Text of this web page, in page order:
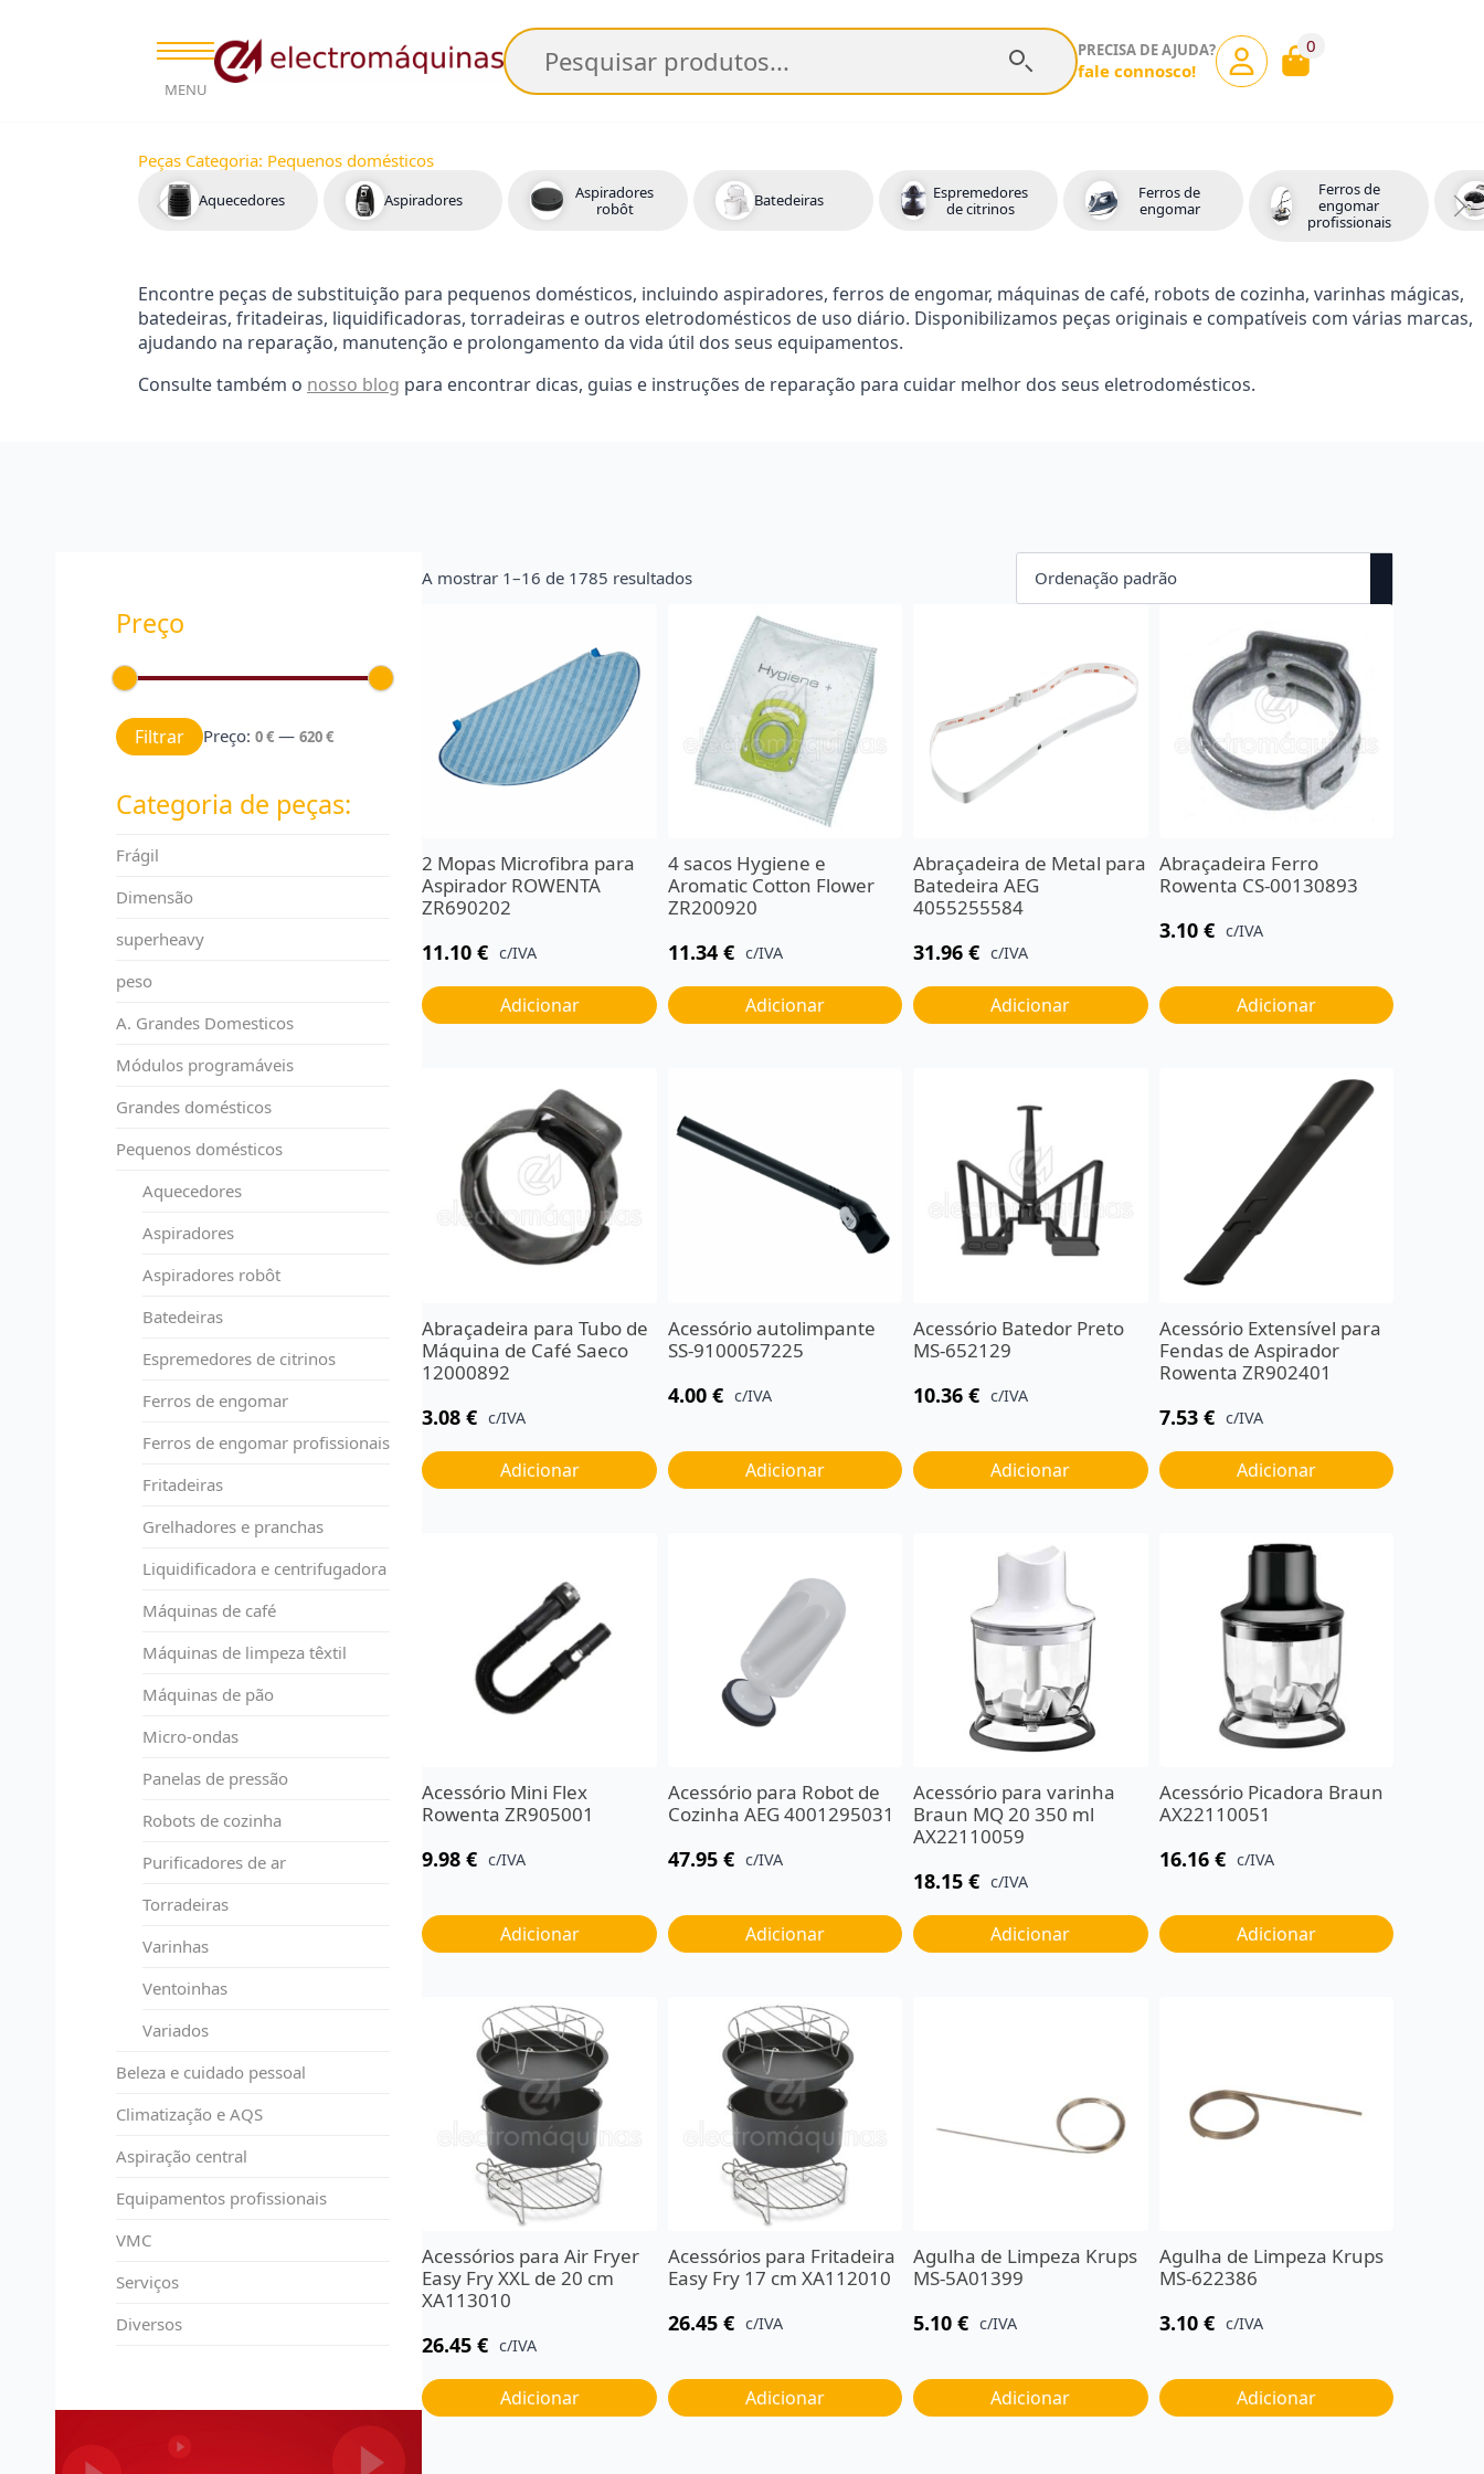
MENU
Pesquisar PRECISA DE AJUDA?
fale connosco!
0
Peças Categoria: Pequenos domésticos
Aquecedores Aspiradores
Aspiradores
robôt
Batedeiras
Espremedores
de citrinos
Ferros de
engomar
Ferros de
engomar
profissionais
Encontre peças de substituição para pequenos domésticos, incluindo aspiradores, ferros de engomar, máquinas de café, robots de cozinha, varinhas mágicas,
batedeiras, fritadeiras, liquidificadoras, torradeiras e outros eletrodomésticos de uso diário. Disponibilizamos peças originais e compatíveis com várias marcas,
ajudando na reparação, manutenção e prolongamento da vida útil dos seus equipamentos.
Consulte também o nosso blog para encontrar dicas, guias e instruções de reparação para cuidar melhor dos seus eletrodomésticos.
Preço
Preço mínimo
Preço máximo
Filtrar Preço: 0 € — 620 €
Categoria de peças:
Frágil
Dimensão
superheavy
peso
A. Grandes Domesticos
Módulos programáveis
Grandes domésticos
Pequenos domésticos
Aquecedores
Aspiradores
Aspiradores robôt
Batedeiras
Espremedores de citrinos
Ferros de engomar
Ferros de engomar profissionais
Fritadeiras
Grelhadores e pranchas
Liquidificadora e centrifugadora
Máquinas de café
Máquinas de limpeza têxtil
Máquinas de pão
Micro-ondas
Panelas de pressão
Robots de cozinha
Purificadores de ar
Torradeiras
Varinhas
Ventoinhas
Variados
Beleza e cuidado pessoal
Climatização e AQS
Aspiração central
Equipamentos profissionais
VMC
Serviços
Diversos
A mostrar 1–16 de 1785 resultados
2 Mopas Microfibra para
Aspirador ROWENTA
ZR690202
11.10€ c/IVA
Adicionar
4 sacos Hygiene e
Aromatic Cotton Flower
ZR200920
11.34 € c/IVA
Adicionar
Abraçadeira de Metal para
Batedeira AEG
4055255584
31.96€ c/IVA
Adicionar
Abraçadeira Ferro
Rowenta CS-00130893
3.10 € c/IVA
Adicionar
Abraçadeira para Tubo de
Máquina de Café Saeco
12000892
3.08€ c/IVA
Adicionar
Acessório autolimpante
SS-9100057225
4.00 € c/IVA
Adicionar
Acessório Batedor Preto
MS-652129
10.36€ c/IVA
Adicionar
Acessório Extensível para
Fendas de Aspirador
Rowenta ZR902401
7.53 € c/IVA
Adicionar
Acessório Mini Flex
Rowenta ZR905001
9.98€ c/IVA
Adicionar
Acessório para Robot de
Cozinha AEG 4001295031
47.95 € c/IVA
Adicionar
Acessório para varinha
Braun MQ 20 350 ml
AX22110059
18.15€ c/IVA
Adicionar
Acessório Picadora Braun
AX22110051
16.16 € c/IVA
Adicionar
Acessórios para Air Fryer
Easy Fry XXL de 20 cm
XA113010
26.45€ c/IVA
Adicionar
Acessórios para Fritadeira
Easy Fry 17 cm XA112010
26.45 € c/IVA
Adicionar
Agulha de Limpeza Krups
MS-5A01399
5.10€ c/IVA
Adicionar
Agulha de Limpeza Krups
MS-622386
3.10 € c/IVA
Adicionar